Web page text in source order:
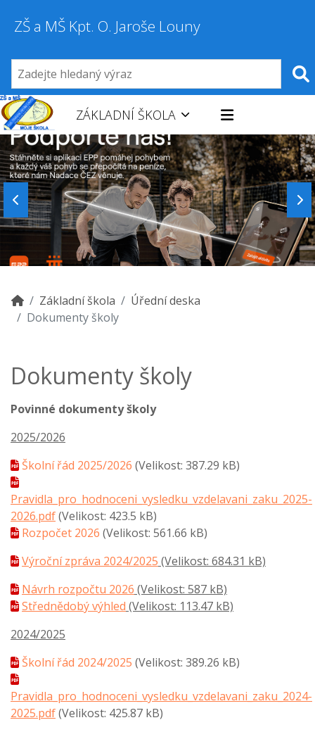
ZŠ a MŠ Kpt. O. Jaroše Louny
ZÁKLADNÍ ŠKOLA
Základní škola
Úřední deska
Dokumenty školy
Dokumenty školy
Povinné dokumenty školy
2025/2026
Školní řád 2025/2026 (Velikost: 387.29 kB)
Pravidla_pro_hodnoceni_vysledku_vzdelavani_zaku_2025-
2026.pdf(Velikost: 423.5 kB)
Rozpočet 2026 (Velikost: 561.66 kB)
Výroční zpráva 2024/2025 (Velikost: 684.31 kB)
Návrh rozpočtu 2026 (Velikost: 587 kB)
Střednědobý výhled (Velikost: 113.47 kB)
2024/2025
Školní řád 2024/2025 (Velikost: 389.26 kB)
Pravidla_pro_hodnoceni_vysledku_vzdelavani_zaku_2024-
2025.pdf(Velikost: 425.87 kB)